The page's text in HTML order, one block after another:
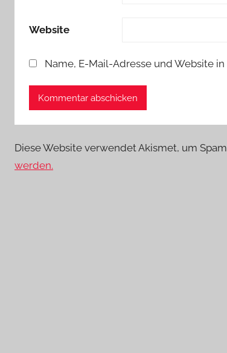
Website
Name, E-Mail-Adresse und Website
Diese Website verwendet Akismet, um
werden.